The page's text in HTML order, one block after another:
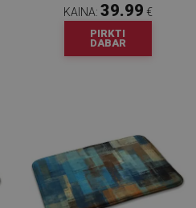
KAINA: 39.99 €
PIRKTI
DABAR